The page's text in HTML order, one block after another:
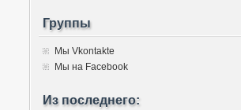
Группы
Мы Vkontakte
Мы на Facebook
Из последнего: